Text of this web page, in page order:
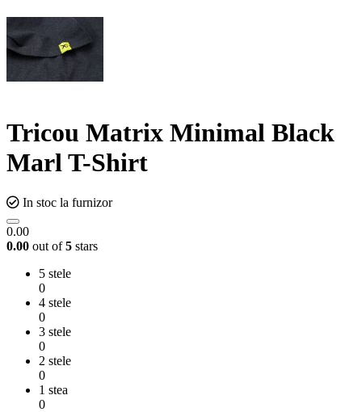
Tricou Matrix Minimal Black
Marl T-Shirt
In stoc la furnizor
0.00
0.00 out of5 stars
5 stele
0
4 stele
0
3 stele
0
2 stele
0
1 stea
0